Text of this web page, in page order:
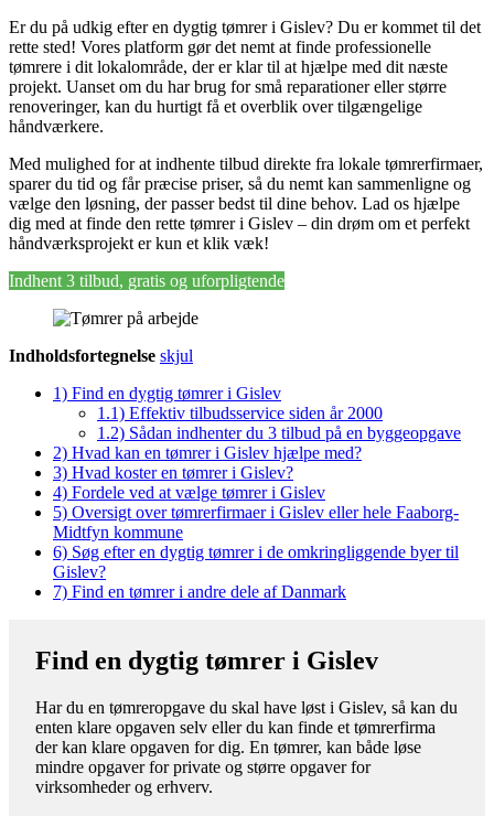
Er du på udkig efter en dygtig tømrer i Gislev? Du er kommet til det
rette sted! Vores platform gør det nemt at finde professionelle
tømrere i dit lokalområde, der er klar til at hjælpe med dit næste
projekt. Uanset om du har brug for små reparationer eller større
renoveringer, kan du hurtigt få et overblik over tilgængelige
håndværkere.
Med mulighed for at indhente tilbud direkte fra lokale tømrerfirmaer,
sparer du tid og får præcise priser, så du nemt kan sammenligne og
vælge den løsning, der passer bedst til dine behov. Lad os hjælpe
dig med at finde den rette tømrer i Gislev – din drøm om et perfekt
håndværksprojekt er kun et klik væk!
Indhent 3 tilbud, gratis og uforpligtende
Indholdsfortegnelse skjul
1) Find en dygtig tømrer i Gislev
1.1) Effektiv tilbudsservice siden år 2000
1.2) Sådan indhenter du 3 tilbud på en byggeopgave
2) Hvad kan en tømrer i Gislev hjælpe med?
3) Hvad koster en tømrer i Gislev?
4) Fordele ved at vælge tømrer i Gislev
5) Oversigt over tømrerfirmaer i Gislev eller hele Faaborg-
Midtfyn kommune
6) Søg efter en dygtig tømrer i de omkringliggende byer til
Gislev?
7) Find en tømrer i andre dele af Danmark
Find en dygtig tømrer i Gislev
Har du en tømreropgave du skal have løst i Gislev, så kan du
enten klare opgaven selv eller du kan finde et tømrerfirma
der kan klare opgaven for dig. En tømrer, kan både løse
mindre opgaver for private og større opgaver for
virksomheder og erhverv.